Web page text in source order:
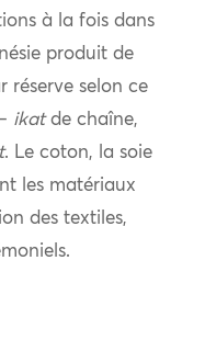
à la fois dans
produit de
réserve selon ce
ikatde chaîne,
. Le coton, la soie
les matériaux
des textiles,